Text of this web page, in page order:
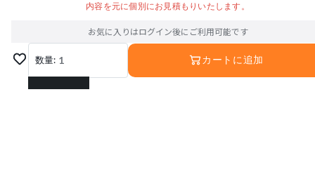
内容を元に個別にお見積もりいたします。
お気に入りはログイン後にご利用可能です
数量: 1
1
カートに追加